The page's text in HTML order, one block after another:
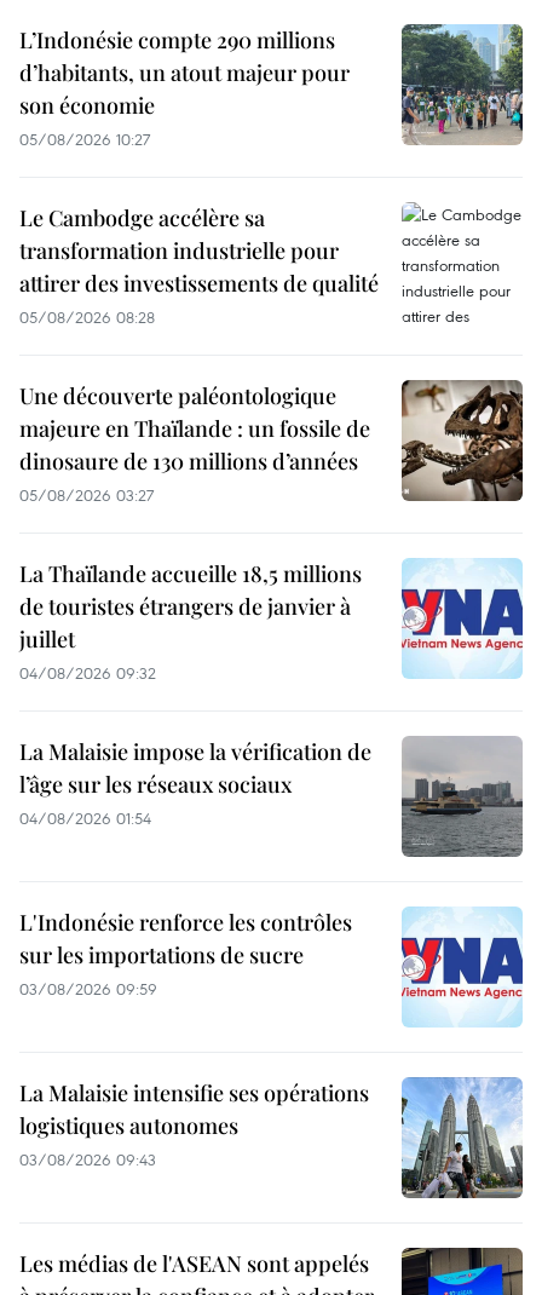
L’Indonésie compte 290 millions
d’habitants, un atout majeur pour
son économie
05/08/2026 10:27
Le Cambodge accélère sa
transformation industrielle pour
attirer des investissements de qualité
05/08/2026 08:28
Une découverte paléontologique
majeure en Thaïlande : un fossile de
dinosaure de 130 millions d’années
05/08/2026 03:27
La Thaïlande accueille 18,5 millions
de touristes étrangers de janvier à
juillet
04/08/2026 09:32
La Malaisie impose la vérification de
l’âge sur les réseaux sociaux
04/08/2026 01:54
L'Indonésie renforce les contrôles
sur les importations de sucre
03/08/2026 09:59
La Malaisie intensifie ses opérations
logistiques autonomes
03/08/2026 09:43
Les médias de l'ASEAN sont appelés